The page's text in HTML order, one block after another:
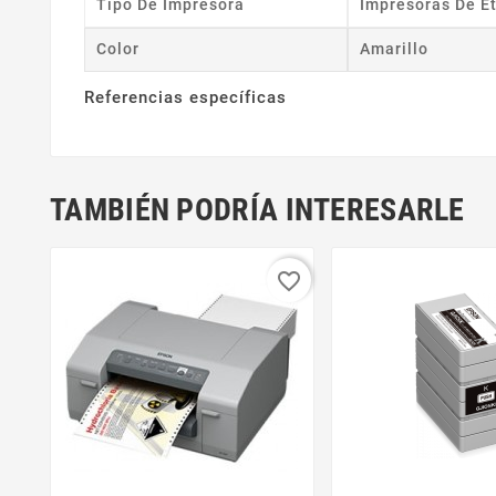
Tipo De Impresora Impresoras De
Color Amarillo
Referencias específicas
TAMBIÉN PODRÍA INTERESARLE
favorite_border